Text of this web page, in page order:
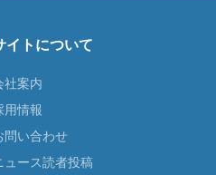
イトについて
社案内
用情報
問い合わせ
ュース読者投稿